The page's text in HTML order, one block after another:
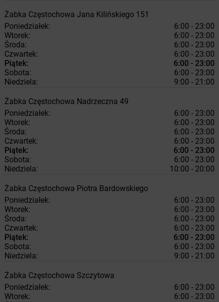
Żabka Częstochowa Jana Kilińskiego 151
Poniedziałek:
6:00 - 23:00
Wtorek:
6:00 - 23:00
Środa:
6:00 - 23:00
Czwartek:
6:00 - 23:00
Piątek:
6:00 - 23:00
Sobota:
6:00 - 23:00
Niedziela:
9:00 - 21:00
Żabka Częstochowa Nadrzeczna 49
Poniedziałek:
6:00 - 23:00
Wtorek:
6:00 - 23:00
Środa:
6:00 - 23:00
Czwartek:
6:00 - 23:00
Piątek:
6:00 - 23:00
Sobota:
6:00 - 23:00
Niedziela:
10:00 - 20:00
Żabka Częstochowa Piotra Bardowskiego
Poniedziałek:
6:00 - 23:00
Wtorek:
6:00 - 23:00
Środa:
6:00 - 23:00
Czwartek:
6:00 - 23:00
Piątek:
6:00 - 23:00
Sobota:
6:00 - 23:00
Niedziela:
9:00 - 21:00
Żabka Częstochowa Szczytowa
Poniedziałek:
6:00 - 23:00
Wtorek:
6:00 - 23:00